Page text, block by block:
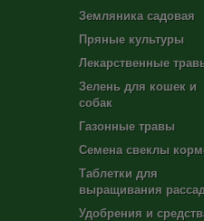
Земляника садовая
Пряные культуры
Лекарственные
Зелень для кошек и
собак
Газонные травы
Семена свеклы
Таблетки для
выращивания
Удобрения и